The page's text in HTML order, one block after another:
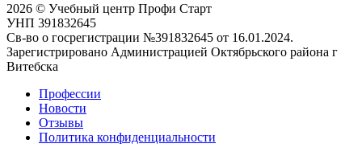
2026 © Учебный центр Профи Старт
УНП 391832645
Св-во о госрегистрации №391832645 от 16.01.2024.
Зарегистрировано Администрацией Октябрьского района г
Витебска
Профессии
Новости
Отзывы
Политика конфиденциальности